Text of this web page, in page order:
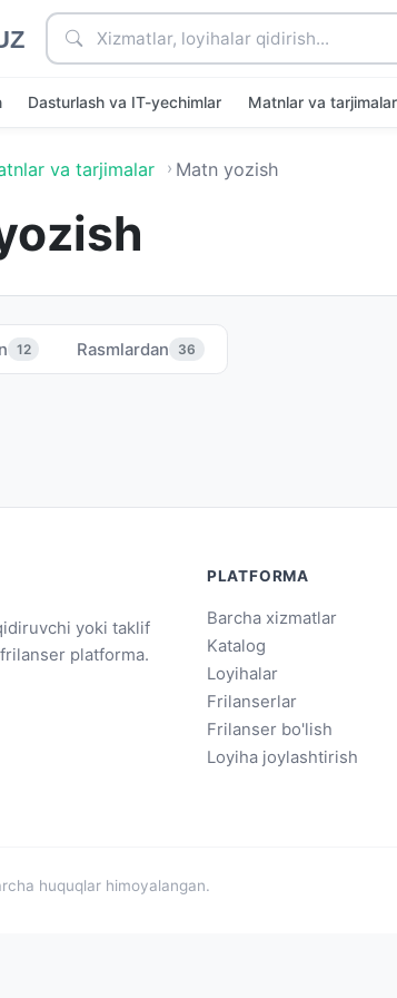
Dasturlash va IT-yechimlar Matnlar va tarjimalar
va tarjimalar Matn yozish
12 Rasmlardan 36
yoki taklif
platforma.
PLATFORMA
Barcha xizmatlar
Katalog
Loyihalar
Frilanserlar
Frilanser bo'lish
Loyiha joylashtirish
huquqlar himoyalangan.